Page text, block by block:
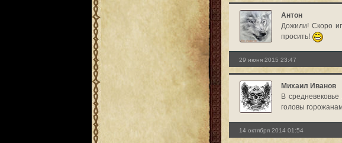
Антон
Дожили! Скоро
просить!
29 июня 2015 23:47
Михаил Иванов
В
головы
14 октября 2014 01:54